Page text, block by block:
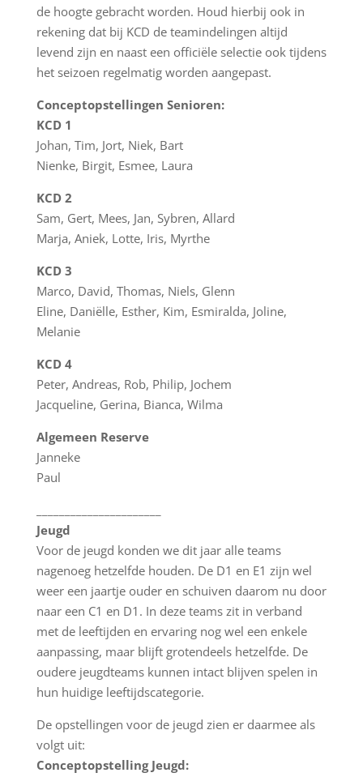
de hoogte gebracht worden. Houd hierbij ook in
rekening dat bij KCD de teamindelingen altijd
levend zijn en naast een officiële selectie ook tijdens
het seizoen regelmatig worden aangepast.
Conceptopstellingen Senioren:
KCD 1
Johan, Tim, Jort, Niek, Bart
Nienke, Birgit, Esmee, Laura
KCD 2
Sam, Gert, Mees, Jan, Sybren, Allard
Marja, Aniek, Lotte, Iris, Myrthe
KCD 3
Marco, David, Thomas, Niels, Glenn
Eline, Daniëlle, Esther, Kim, Esmiralda, Joline,
Melanie
KCD 4
Peter, Andreas, Rob, Philip, Jochem
Jacqueline, Gerina, Bianca, Wilma
Algemeen Reserve
Janneke
Paul
Jeugd
Voor de jeugd konden we dit jaar alle teams
nagenoeg hetzelfde houden. De D1 en E1 zijn wel
weer een jaartje ouder en schuiven daarom nu door
naar een C1 en D1. In deze teams zit in verband
met de leeftijden en ervaring nog wel een enkele
aanpassing, maar blijft grotendeels hetzelfde. De
oudere jeugdteams kunnen intact blijven spelen in
hun huidige leeftijdscategorie.
De opstellingen voor de jeugd zien er daarmee als
volgt uit:
Conceptopstelling Jeugd: